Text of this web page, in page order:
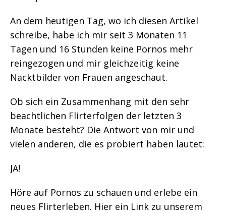
An dem heutigen Tag, wo ich diesen Artikel
schreibe, habe ich mir seit 3 Monaten 11
Tagen und 16 Stunden keine Pornos mehr
reingezogen und mir gleichzeitig keine
Nacktbilder von Frauen angeschaut.
Ob sich ein Zusammenhang mit den sehr
beachtlichen Flirterfolgen der letzten 3
Monate besteht? Die Antwort von mir und
vielen anderen, die es probiert haben lautet:
JA!
Höre auf Pornos zu schauen und erlebe ein
neues Flirterleben. Hier ein Link zu unserem